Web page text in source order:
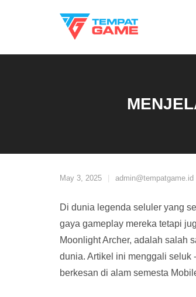
May 3, 2025 admin@tempatgame.id
Di dunia legenda seluler yang
gaya gameplay mereka tetapi
Moonlight Archer, adalah salah
dunia. Artikel ini menggali seluk
berkesan di alam semesta